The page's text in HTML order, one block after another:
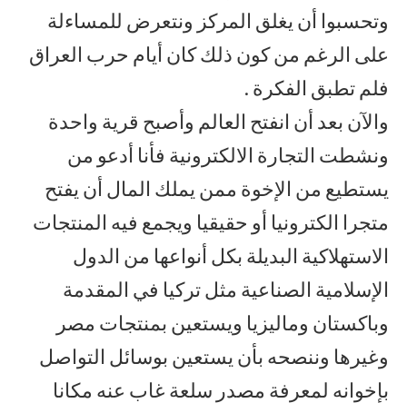
وتحسبوا أن يغلق المركز ونتعرض للمساءلة
على الرغم من كون ذلك كان أيام حرب العراق
فلم تطبق الفكرة .
والآن بعد أن انفتح العالم وأصبح قرية واحدة
ونشطت التجارة الالكترونية فأنا أدعو من
يستطيع من الإخوة ممن يملك المال أن يفتح
متجرا الكترونيا أو حقيقيا ويجمع فيه المنتجات
الاستهلاكية البديلة بكل أنواعها من الدول
الإسلامية الصناعية مثل تركيا في المقدمة
وباكستان وماليزيا ويستعين بمنتجات مصر
وغيرها وننصحه بأن يستعين بوسائل التواصل
بإخوانه لمعرفة مصدر سلعة غاب عنه مكانا